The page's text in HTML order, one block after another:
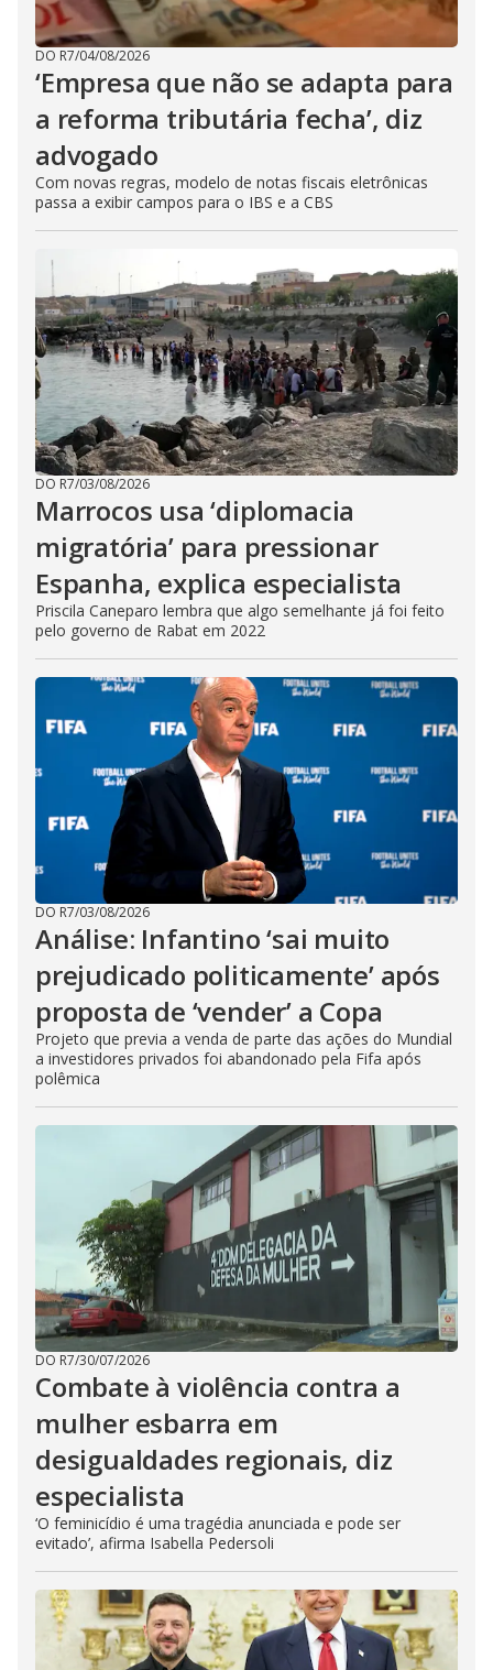
DO R7/04/08/2026
‘Empresa que não se adapta para
a reforma tributária fecha’, diz
advogado
Com novas regras, modelo de notas fiscais eletrônicas
passa a exibir campos para o IBS e a CBS
DO R7/03/08/2026
Marrocos usa ‘diplomacia
migratória’ para pressionar
Espanha, explica especialista
Priscila Caneparo lembra que algo semelhante já foi feito
pelo governo de Rabat em 2022
DO R7/03/08/2026
Análise: Infantino ‘sai muito
prejudicado politicamente’ após
proposta de ‘vender’ a Copa
Projeto que previa a venda de parte das ações do Mundial
a investidores privados foi abandonado pela Fifa após
polêmica
DO R7/30/07/2026
Combate à violência contra a
mulher esbarra em
desigualdades regionais, diz
especialista
‘O feminicídio é uma tragédia anunciada e pode ser
evitado’, afirma Isabella Pedersoli